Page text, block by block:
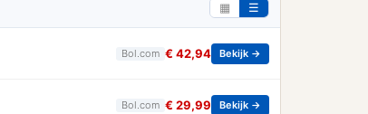
▦ ☰
Bol.com € 42,94 Bekijk →
Bol.com € 29,99 Bekijk →